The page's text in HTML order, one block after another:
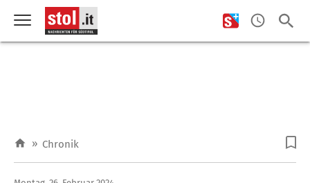
» Chronik